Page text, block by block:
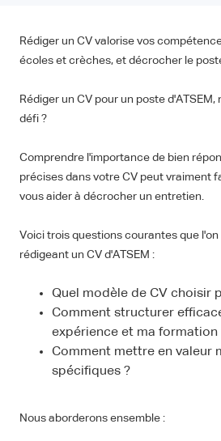
Rédiger un CV valorise vos
écoles et crèches, et décrocher le
Rédiger un CV pour un poste
défi ?
Comprendre l'importance de bien
précises dans votre CV peut vraiment
vous aider à décrocher un entretien.
Voici trois questions courantes que l'on
rédigeant un CV d'ATSEM :
Quel modèle de CV choisir
Comment structurer
expérience et ma formation
Comment mettre en valeur
spécifiques ?
Nous aborderons ensemble :